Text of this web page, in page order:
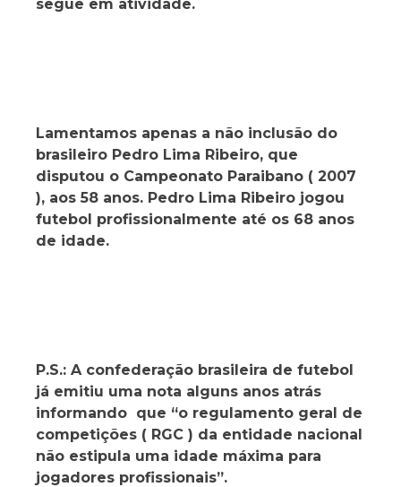
segue em atividade.
Lamentamos apenas a não inclusão do
brasileiro Pedro Lima Ribeiro, que
disputou o Campeonato Paraibano ( 2007
), aos 58 anos. Pedro Lima Ribeiro jogou
futebol profissionalmente até os 68 anos
de idade.
P.S.: A confederação brasileira de futebol
já emitiu uma nota alguns anos atrás
informando que “o regulamento geral de
competições ( RGC ) da entidade nacional
não estipula uma idade máxima para
jogadores profissionais”.